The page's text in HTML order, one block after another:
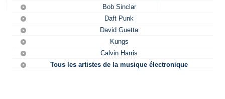
Bob Sinclar
Daft Punk
David Guetta
Kungs
Calvin Harris
Tous les artistes de la musique électronique